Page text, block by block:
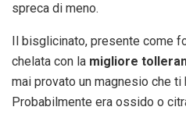
spreca di meno.
Il bisglicinato, presente come
chelata con la migliore
mai provato un magnesio che
Probabilmente era ossido o